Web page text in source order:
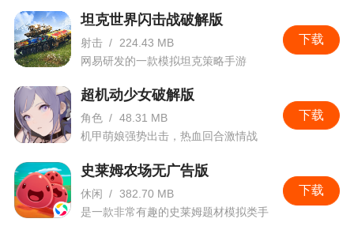
下载
坦克世界闪击战破解版
射击 /
224.43 MB
网易研发的一款模拟坦克策略手游
下载
超机动少女破解版
角色 / 48.31 MB
机甲萌娘强势出击，热血回合激情战
下载
史莱姆农场无广告版
休闲 / 382.70 MB
是一款非常有趣的史莱姆题材模拟类手